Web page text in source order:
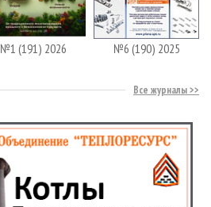
№1 (191) 2026 №6 (190) 2025
Все журналы